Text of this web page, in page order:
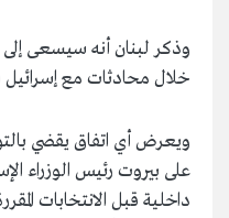
وذكر لبنان أنه سيسعى
خلال محادثات مع إسرائيل
ويعرض أي اتفاق يقضي
على بيروت رئيس الوزراء
داخلية قبل الانتخابات